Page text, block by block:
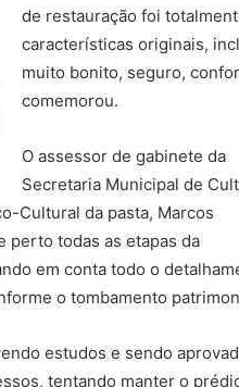
de restauração foi
características originais,
muito bonito, seguro,
comemorou.
O assessor de gabinete da
Secretaria Municipal de
Cultural da pasta, Marcos
perto todas as etapas da
em conta todo o
o tombamento
estudos e sendo
tentando manter o